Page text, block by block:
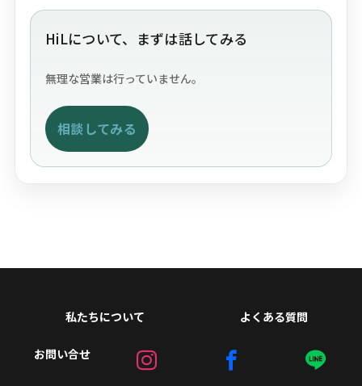
HiLについて、まずは話してみる
無理な営業は行っていません。
相談してみる
私たちについて よくある質問
お問い合せ